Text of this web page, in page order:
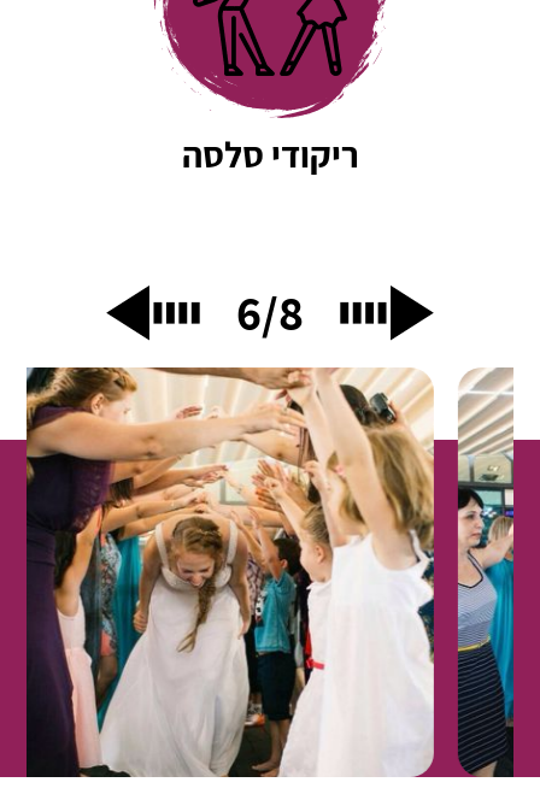
ריקודי סלסה
7/8